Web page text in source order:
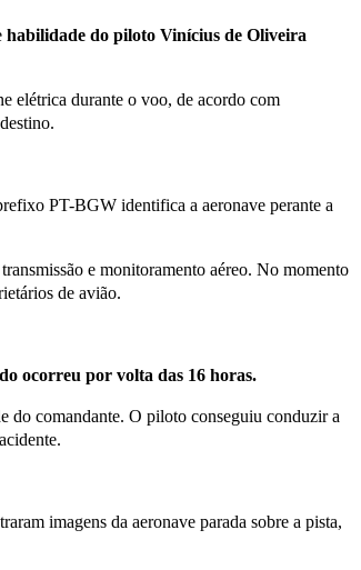
habilidade do piloto Vinícius de Oliveira
elétrica durante o voo, de acordo com
PT-BGW identifica a aeronave perante a
e monitoramento aéreo. No momento
de avião.
ocorreu por volta das 16 horas.
do comandante. O piloto conseguiu conduzir a
imagens da aeronave parada sobre a pista,